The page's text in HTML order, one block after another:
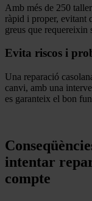
Amb més de 250
ràpid i proper, evitant
greus que
Evita riscos i
Una reparació
canvi, amb una
es garanteix el bon
intentar
compte